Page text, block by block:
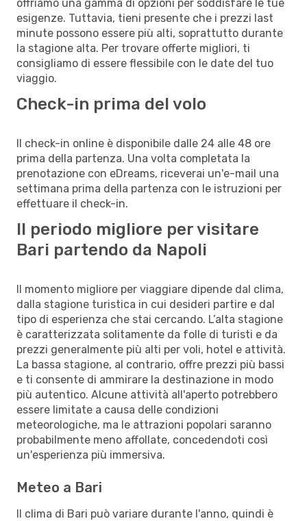
offriamo una gamma di opzioni per soddisfare le tue
esigenze. Tuttavia, tieni presente che i prezzi last
minute possono essere più alti, soprattutto durante
la stagione alta. Per trovare offerte migliori, ti
consigliamo di essere flessibile con le date del tuo
viaggio.
Check-in prima del volo
Il check-in online è disponibile dalle 24 alle 48 ore
prima della partenza. Una volta completata la
prenotazione con eDreams, riceverai un'e-mail una
settimana prima della partenza con le istruzioni per
effettuare il check-in.
Il periodo migliore per visitare
Bari partendo da Napoli
Il momento migliore per viaggiare dipende dal clima,
dalla stagione turistica in cui desideri partire e dal
tipo di esperienza che stai cercando. L’alta stagione
è caratterizzata solitamente da folle di turisti e da
prezzi generalmente più alti per voli, hotel e attività.
La bassa stagione, al contrario, offre prezzi più bassi
e ti consente di ammirare la destinazione in modo
più autentico. Alcune attività all'aperto potrebbero
essere limitate a causa delle condizioni
meteorologiche, ma le attrazioni popolari saranno
probabilmente meno affollate, concedendoti così
un'esperienza più immersiva.
Meteo a Bari
Il clima di Bari può variare durante l'anno, quindi è